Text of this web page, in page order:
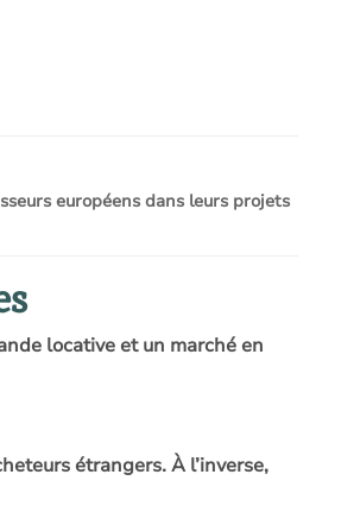
européens dans leurs projets
locative et un marché en
étrangers. À l’inverse,